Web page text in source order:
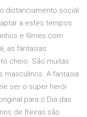
distanciamento social
a estes tempos.
e filmes com
as fantasias
cheio. São muitas
masculinos. A fantasia
ser o super herói
para o Dia das
de freiras são